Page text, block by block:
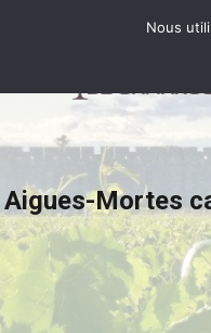
Aigues-Mortes
Nous